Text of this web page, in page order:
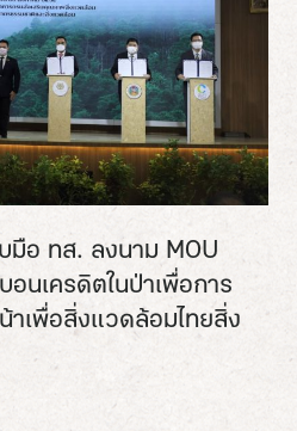
อ ทส. ลงนาม MOU
อนเครดิตในป่าเพื่อการ
เพื่อสิ่งแวดล้อมไทยสิ่ง